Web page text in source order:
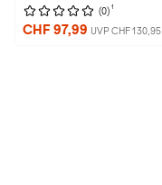
(0) 1
CHF 97,99 UVP CHF 130,95